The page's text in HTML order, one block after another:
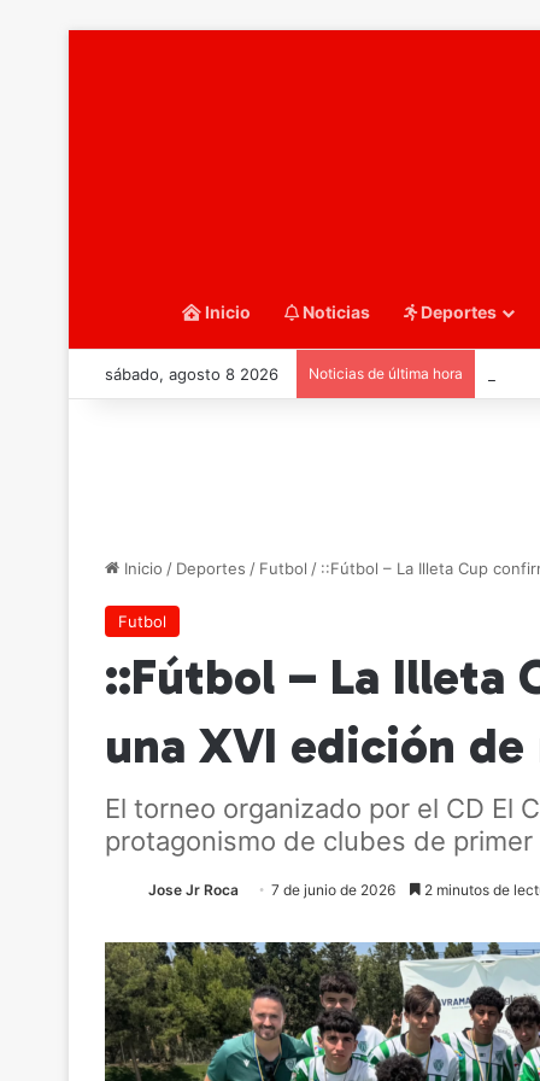
Inicio Noticias Deportes
sábado, agosto 8 2026 Noticias de última hora
Inicio / Deportes / Futbol / ::Fútbol – La Illeta Cup
Futbol
::Fútbol – La Illeta
una XVI edición
El torneo organizado por el CD El
protagonismo de clubes de
Jose Jr Roca 7 de junio de 2026 2 minutos de